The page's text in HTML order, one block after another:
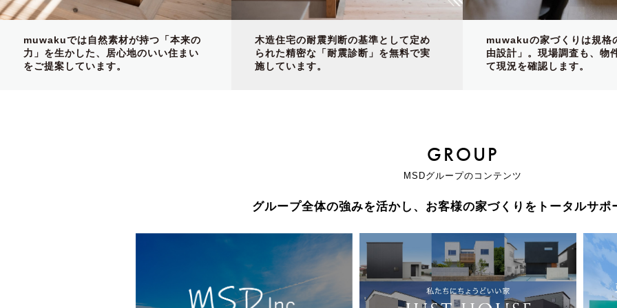
muwakuでは自然素材が持つ「本来の
力」を生かした、居心地のいい住まい
をご提案しています。
木造住宅の耐震判断の基準として定め
られた精密な「耐震診断」を無料で実
施しています。
muwakuの家づくりは規格
由設計」。現場調査も、物
て現況を確認します。
GROUP
MSDグループのコンテンツ
グループ全体の強みを活かし、 お客様の家づくりをトータルサポ